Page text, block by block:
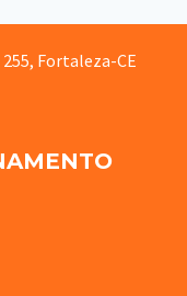
Fortaleza-CE